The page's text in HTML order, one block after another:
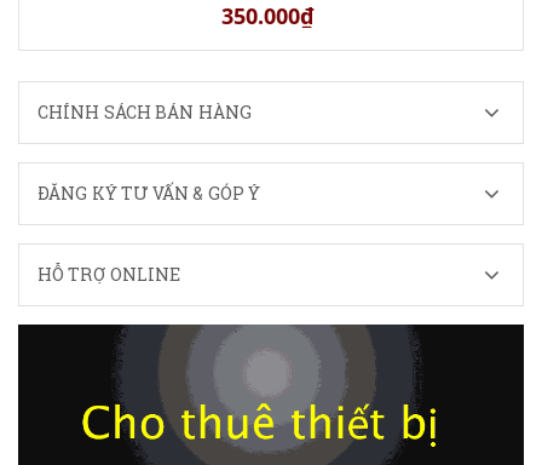
350.000₫
CHÍNH SÁCH BÁN HÀNG
ĐĂNG KÝ TƯ VẤN & GÓP Ý
HỖ TRỢ ONLINE